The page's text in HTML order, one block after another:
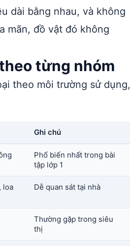
dài bằng nhau, và không
mãn, đồ vật đó không
từng nhóm
theo môi trường sử dụng,
Ghi chú
Phổ biến nhất trong bài
tập lớp 1
loa
Dễ quan sát tại nhà
Thường gặp trong siêu
thị